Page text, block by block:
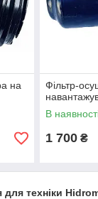
на
Фільтр-
В
1 700 ₴
техніки